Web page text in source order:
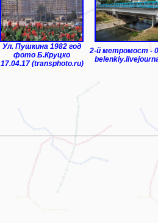
Ул. Пушкина 1982 год
фото Б.Круцко
17.04.17 (transphoto.ru)
2-й метромост -